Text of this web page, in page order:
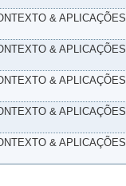
& APLICAÇÕES
& APLICAÇÕES
& APLICAÇÕES
& APLICAÇÕES
& APLICAÇÕES